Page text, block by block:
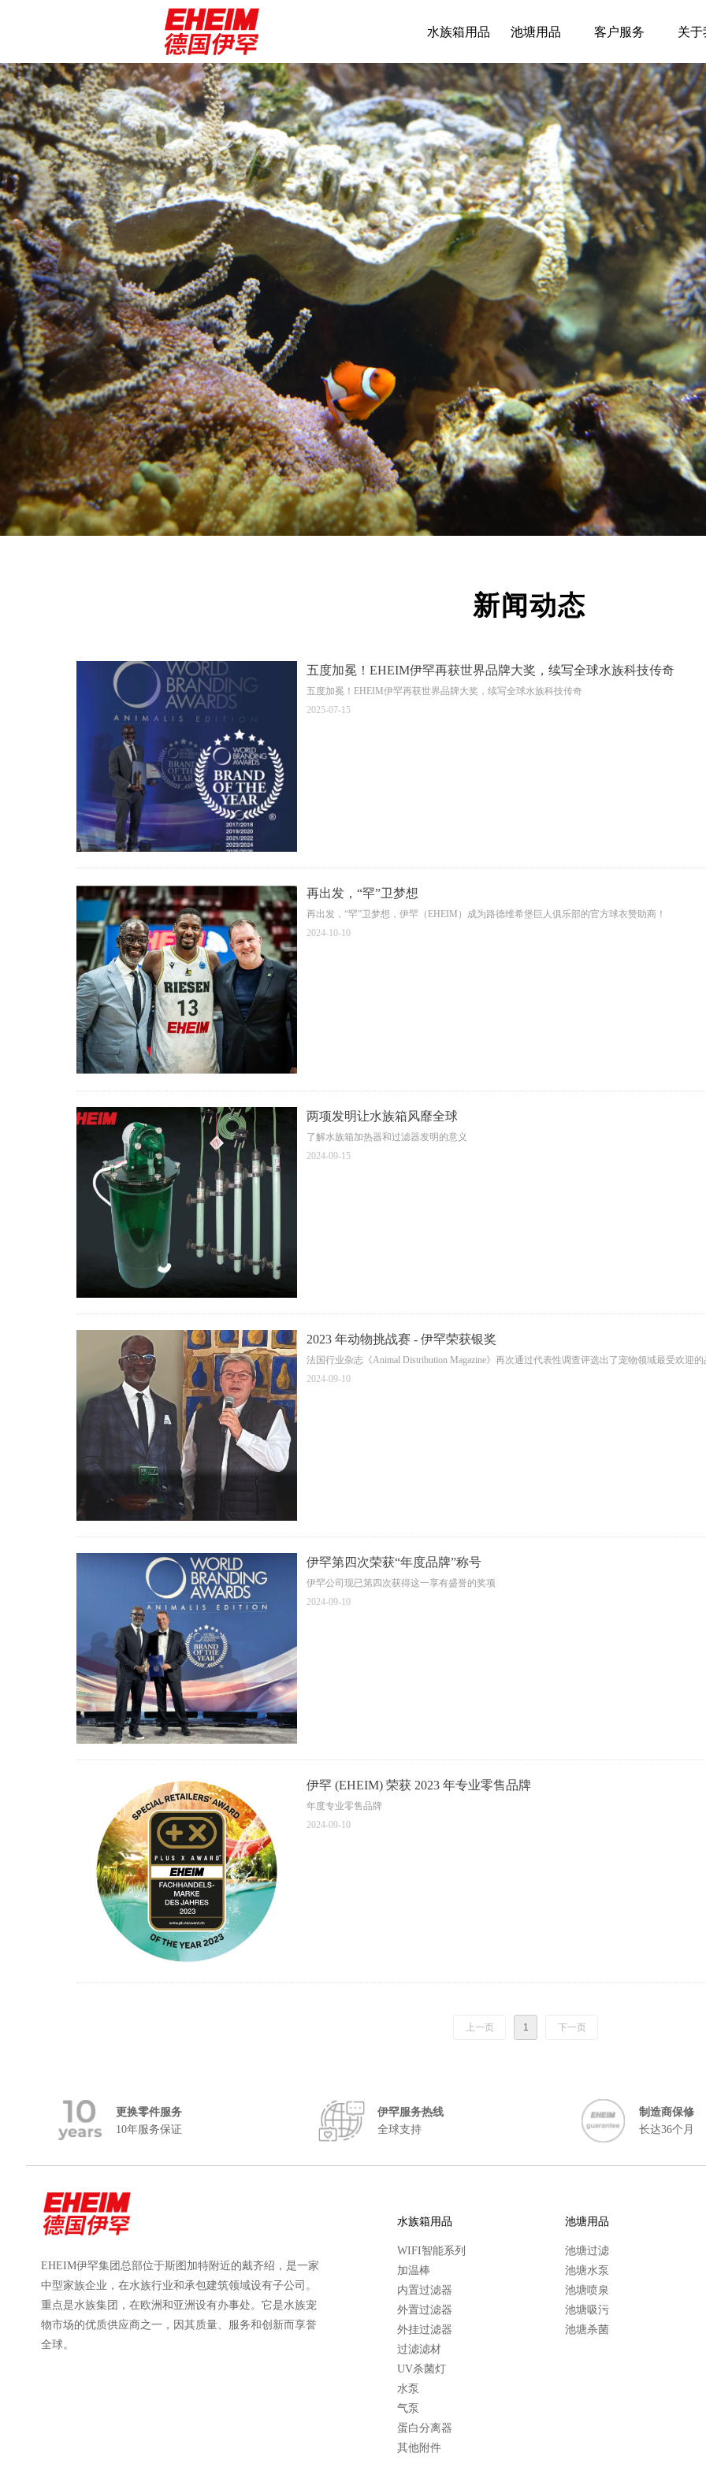
水族箱用品 池塘用品 客户服务 关于
新闻动态
五度加冕！EHEIM伊罕再获世界品牌大奖，续写全球水族科技传奇
五度加冕！EHEIM伊罕再获世界品牌大奖，续写全球水族科技传奇
2025-07-15
再出发，“罕”卫梦想
再出发，“罕”卫梦想，伊罕（EHEIM）成为路德维希堡巨人俱乐部的官方球衣赞助商！
2024-10-10
两项发明让水族箱风靡全球
了解水族箱加热器和过滤器发明的意义
2024-09-15
2023 年动物挑战赛 - 伊罕荣获银奖
法国行业杂志《Animal Distribution Magazine》再次通过代表性调查评选出了宠物领域最受欢迎
2024-09-10
伊罕第四次荣获“年度品牌”称号
伊罕公司现已第四次获得这一享有盛誉的奖项
2024-09-10
伊罕 (EHEIM) 荣获 2023 年专业零售品牌
年度专业零售品牌
2024-09-10
上一页 1 下一页
更换零件服务
10年服务保证
伊罕服务热线
全球支持
制造商保修
长达36个月
EHEIM伊罕集团总部位于斯图加特附近的戴齐绍，是一家
中型家族企业，在水族行业和承包建筑领域设有子公司。
重点是水族集团，在欧洲和亚洲设有办事处。它是水族宠
物市场的优质供应商之一，因其质量、服务和创新而享誉
全球。
水族箱用品
WIFI智能系列
加温棒
内置过滤器
外置过滤器
外挂过滤器
过滤滤材
UV杀菌灯
水泵
气泵
蛋白分离器
其他附件
池塘用品
池塘过滤
池塘水泵
池塘喷泉
池塘吸污
池塘杀菌